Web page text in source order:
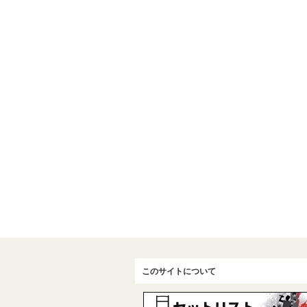
このサイトについて